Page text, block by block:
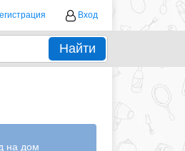
Вход
Найти
на дом